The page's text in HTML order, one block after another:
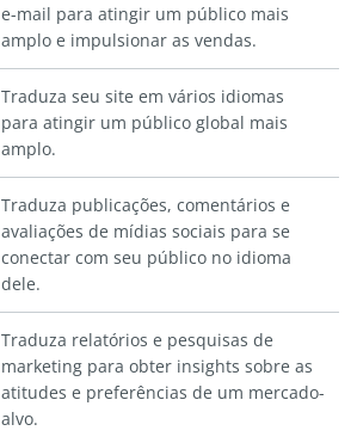
e-mail para atingir um público mais
amplo e impulsionar as vendas.
Traduza seu site em vários idiomas
para atingir um público global mais
amplo.
Traduza publicações, comentários e
avaliações de mídias sociais para se
conectar com seu público no idioma
dele.
Traduza relatórios e pesquisas de
marketing para obter insights sobre as
atitudes e preferências de um mercado-
alvo.